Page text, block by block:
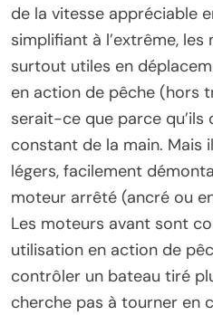
de la vitesse appréciable
simplifiant à l’extrême,
surtout utiles en
en action de pêche (hors
serait-ce que parce
constant de la main. Mais
légers, facilement
moteur arrêté (ancré ou
Les moteurs avant sont
utilisation en action de
contrôler un bateau tiré
cherche pas à tourner en